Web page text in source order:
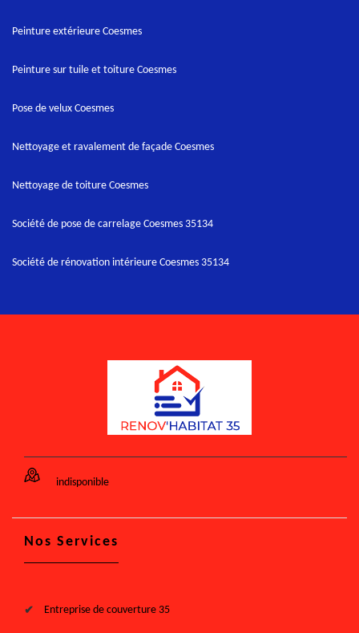
Peinture extérieure Coesmes
Peinture sur tuile et toiture Coesmes
Pose de velux Coesmes
Nettoyage et ravalement de façade Coesmes
Nettoyage de toiture Coesmes
Société de pose de carrelage Coesmes 35134
Société de rénovation intérieure Coesmes 35134
indisponible
Nos Services
Entreprise de couverture 35